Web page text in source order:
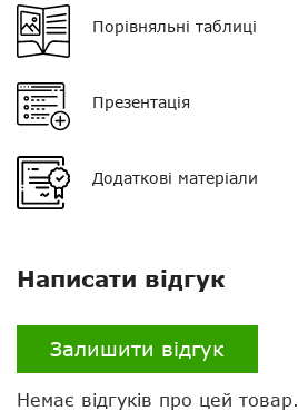
Посилення, dBi
Матеріал
Порівняльні таблиці
Презентація
Додаткові матеріали
Написати відгук
Залишити відгук
Немає відгуків про цей товар.